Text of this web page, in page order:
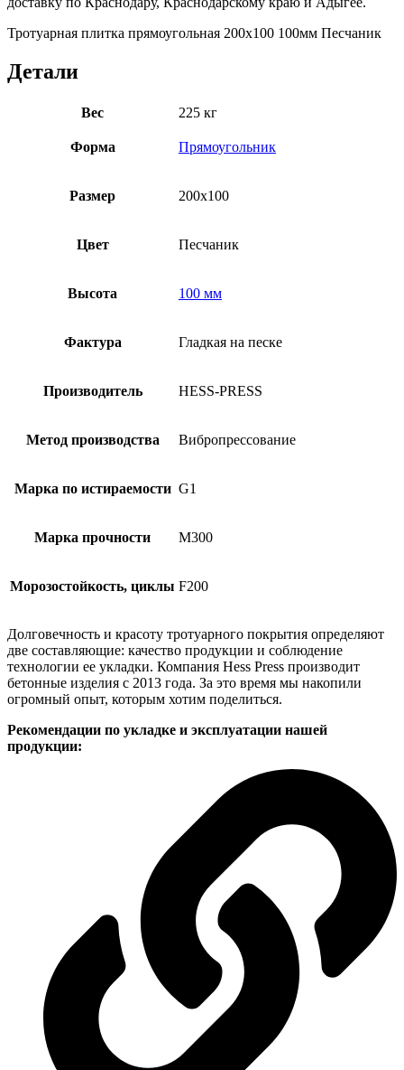
Тротуарная плитка прямоугольная 200х100 100мм Песчаник
Детали
Вес 225 кг
Форма Прямоугольник
Размер 200х100
Цвет Песчаник
Высота 100 мм
Фактура Гладкая на песке
Производитель HESS-PRESS
Метод производства Вибропрессование
Марка по истираемости G1
Марка прочности М300
Морозостойкость, циклы F200
Долговечность и красоту тротуарного покрытия определяют
две составляющие: качество продукции и соблюдение
технологии ее укладки. Компания Hess Press производит
бетонные изделия с 2013 года. За это время мы накопили
огромный опыт, которым хотим поделиться.
Рекомендации по укладке и эксплуатации нашей
продукции: